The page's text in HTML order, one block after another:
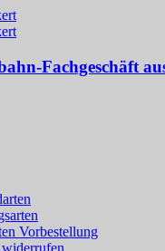
Fachgeschäft
Vorbestellung